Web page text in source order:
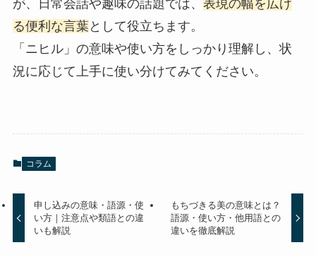
が、日常会話や趣味の話題では、 表現の幅を広げ
る便利な言葉として役立ちます。
「ニヒル」の意味や使い方をしっかり理解し、状
況に応じて上手に使い分けてみてください。
コラム
申し込みの意味・語源・使
い方｜注意点や類語との違
いも解説
もちづきる美の意味とは？
語源・使い方・他用語との
違いを徹底解説